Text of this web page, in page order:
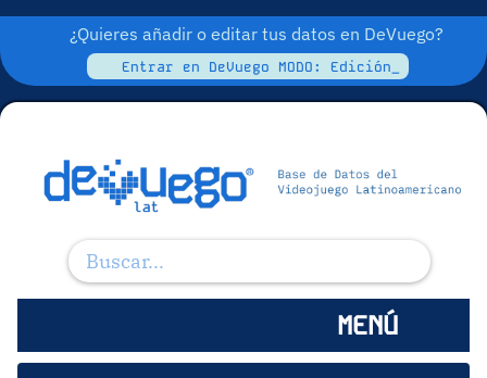
¿Quieres añadir o editar tus datos en DeVuego?
Entrar en DeVuego MODO: Edición_
MENÚ